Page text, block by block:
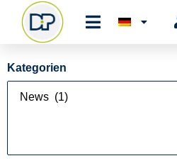
Kategorien